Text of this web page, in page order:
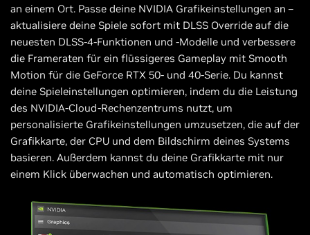
an einem Ort. Passe deine NVIDIA Grafikeinstellungen an –
aktualisiere deine Spiele sofort mit DLSS Override auf die
neuesten DLSS-4-Funktionen und -Modelle und verbessere
die Frameraten für ein flüssigeres Gameplay mit Smooth
Motion für die GeForce RTX 50- und 40-Serie. Du kannst
deine Spieleinstellungen optimieren, indem du die Leistung
des NVIDIA-Cloud-Rechenzentrums nutzt, um
personalisierte Grafikeinstellungen umzusetzen, die auf der
Grafikkarte, der CPU und dem Bildschirm deines Systems
basieren. Außerdem kannst du deine Grafikkarte mit nur
einem Klick überwachen und automatisch optimieren.